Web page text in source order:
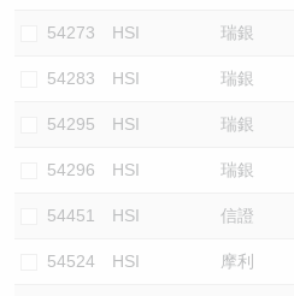
54273 HSI 瑞銀
54283 HSI 瑞銀
54295 HSI 瑞銀
54296 HSI 瑞銀
54451 HSI 信證
54524 HSI 摩利